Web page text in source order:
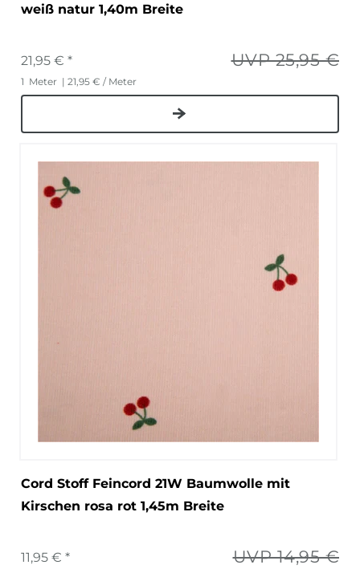
weiß natur 1,40m Breite
UVP 25,95 €
21,95 € *
1 Meter | 21,95 € / Meter
Cord Stoff Feincord 21W Baumwolle mit
Kirschen rosa rot 1,45m Breite
UVP 14,95 €
11,95 € *